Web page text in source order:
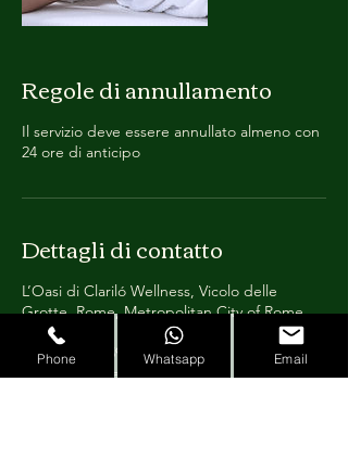
Regole di annullamento
Il servizio deve essere annullato almeno con
24 ore di anticipo
Dettagli di contatto
L’Oasi di Clariló Wellness, Vicolo delle
Grotte, Rome, Metropolitan City of Rome
Capital, Italy
+390668135559
emanuela@loasidiclarilo.com
Phone Whatsapp Email